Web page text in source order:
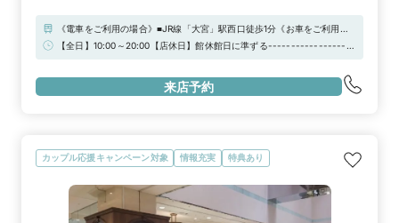
《電車をご利用の場合》■JR線「大宮」駅西口徒歩1分《お車をご利用の
場合》お車でお越しの際は「本館駐車場」「そごうパーキング」をはじ
【全日】10:00～20:00【店休日】館休館日に準ずる-------------------
相談だけでも承っております。お気軽にご来店ください！
来店予約
カップル応援キャンペーン対象 情報充実 特典あり